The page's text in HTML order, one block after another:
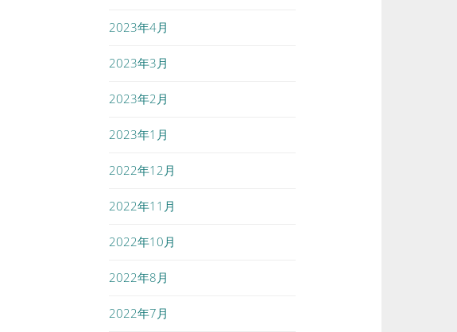
2023年4月
2023年3月
2023年2月
2023年1月
2022年12月
2022年11月
2022年10月
2022年8月
2022年7月